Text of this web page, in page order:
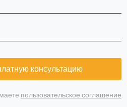
консультацию
пользовательское соглашение